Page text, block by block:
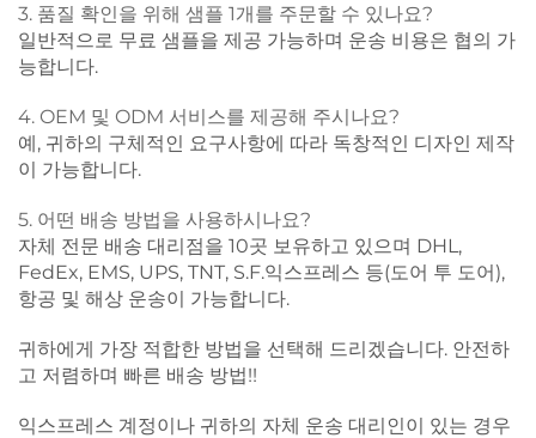
3. 품질 확인을 위해 샘플 1개를 주문할 수 있나요?
일반적으로 무료 샘플을 제공 가능하며 운송 비용은 협의 가
능합니다.
4. OEM 및 ODM 서비스를 제공해 주시나요?
예, 귀하의 구체적인 요구사항에 따라 독창적인 디자인 제작
이 가능합니다.
5. 어떤 배송 방법을 사용하시나요?
자체 전문 배송 대리점을 10곳 보유하고 있으며 DHL,
FedEx, EMS, UPS, TNT, S.F.익스프레스 등(도어 투 도어),
항공 및 해상 운송이 가능합니다.
귀하에게 가장 적합한 방법을 선택해 드리겠습니다. 안전하
고 저렴하며 빠른 배송 방법!!
익스프레스 계정이나 귀하의 자체 운송 대리인이 있는 경우